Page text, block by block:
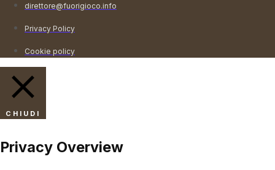
direttore@fuorigioco.info
Privacy Policy
Cookie policy
CHIUDI
Privacy Overview